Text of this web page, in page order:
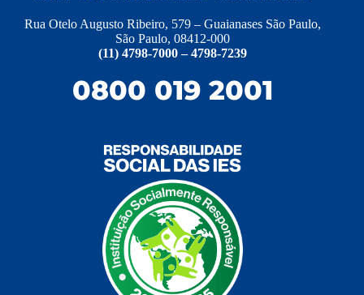
Rua Otelo Augusto Ribeiro, 579 – Guaianases São Paulo,
São Paulo, 08412-000
(11) 4798-7000 – 4798-7239
0800 019 2001